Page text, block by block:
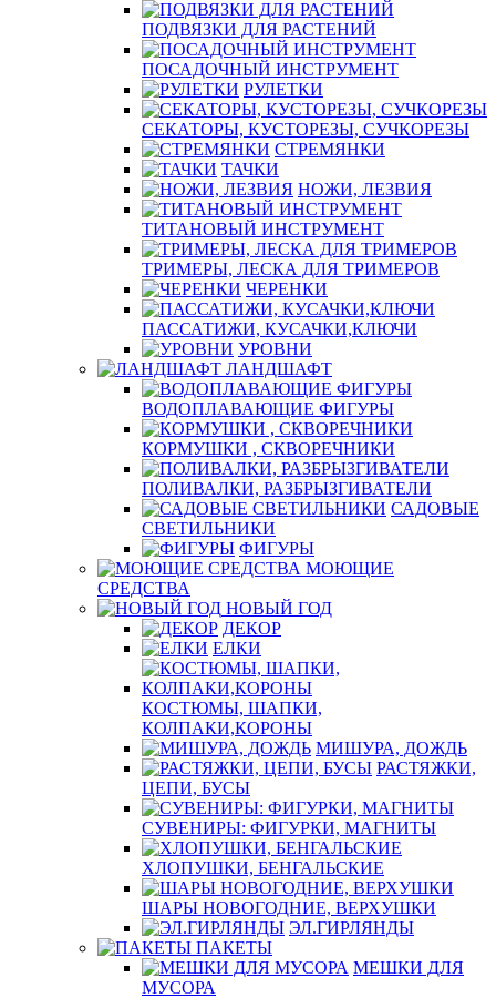
ПОДВЯЗКИ ДЛЯ РАСТЕНИЙ
ПОСАДОЧНЫЙ ИНСТРУМЕНТ
РУЛЕТКИ
СЕКАТОРЫ, КУСТОРЕЗЫ, СУЧКОРЕЗЫ
СТРЕМЯНКИ
ТАЧКИ
НОЖИ, ЛЕЗВИЯ
ТИТАНОВЫЙ ИНСТРУМЕНТ
ТРИМЕРЫ, ЛЕСКА ДЛЯ ТРИМЕРОВ
ЧЕРЕНКИ
ПАССАТИЖИ, КУСАЧКИ,КЛЮЧИ
УРОВНИ
ЛАНДШАФТ
ВОДОПЛАВАЮЩИЕ ФИГУРЫ
КОРМУШКИ , СКВОРЕЧНИКИ
ПОЛИВАЛКИ, РАЗБРЫЗГИВАТЕЛИ
САДОВЫЕ
СВЕТИЛЬНИКИ
ФИГУРЫ
МОЮЩИЕ
СРЕДСТВА
НОВЫЙ ГОД
ДЕКОР
ЕЛКИ
КОСТЮМЫ, ШАПКИ,
КОЛПАКИ,КОРОНЫ
МИШУРА, ДОЖДЬ
РАСТЯЖКИ,
ЦЕПИ, БУСЫ
СУВЕНИРЫ: ФИГУРКИ, МАГНИТЫ
ХЛОПУШКИ, БЕНГАЛЬСКИЕ
ШАРЫ НОВОГОДНИЕ, ВЕРХУШКИ
ЭЛ.ГИРЛЯНДЫ
ПАКЕТЫ
МЕШКИ ДЛЯ
МУСОРА